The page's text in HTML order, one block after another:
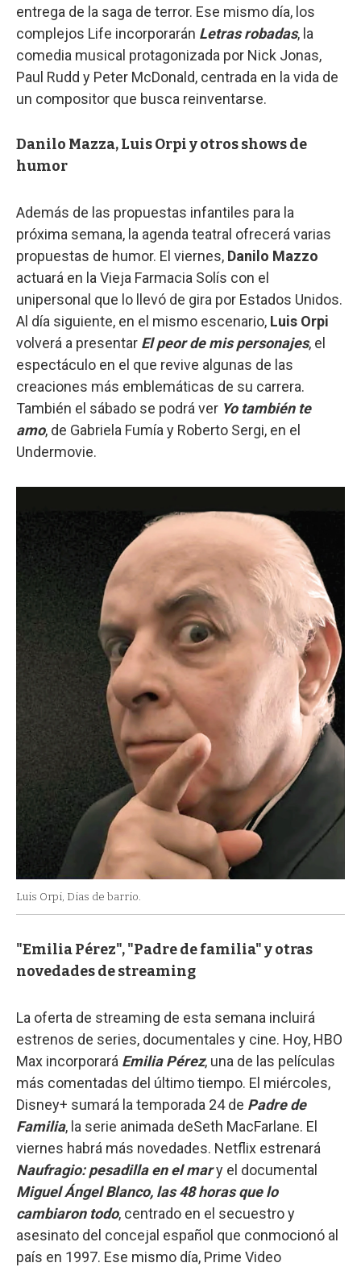
entrega de la saga de terror. Ese mismo día, los
complejos Life incorporarán Letras robadas, la
comedia musical protagonizada por Nick Jonas,
Paul Rudd y Peter McDonald, centrada en la vida de
un compositor que busca reinventarse.
Danilo Mazza, Luis Orpi y otros shows de
humor
Además de las propuestas infantiles para la
próxima semana, la agenda teatral ofrecerá varias
propuestas de humor. El viernes, Danilo Mazzo
actuará en la Vieja Farmacia Solís con el
unipersonal que lo llevó de gira por Estados Unidos.
Al día siguiente, en el mismo escenario, Luis Orpi
volverá a presentar El peor de mis personajes, el
espectáculo en el que revive algunas de las
creaciones más emblemáticas de su carrera.
También el sábado se podrá ver Yo también te
amo, de Gabriela Fumía y Roberto Sergi, en el
Undermovie.
Luis Orpi, Dias de barrio.
"Emilia Pérez", "Padre de familia" y otras
novedades de streaming
La oferta de streaming de esta semana incluirá
estrenos de series, documentales y cine. Hoy, HBO
Max incorporará Emilia Pérez, una de las películas
más comentadas del último tiempo. El miércoles,
Disney+ sumará la temporada 24 de Padre de
Familia, la serie animada deSeth MacFarlane. El
viernes habrá más novedades. Netflix estrenará
Naufragio: pesadilla en el mary el documental
Miguel Ángel Blanco, las 48 horas que lo
cambiaron todo, centrado en el secuestro y
asesinato del concejal español que conmocionó al
país en 1997. Ese mismo día, Prime Video